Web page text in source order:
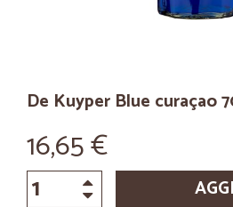
De Kuyper Blue curaçao
16,65 €